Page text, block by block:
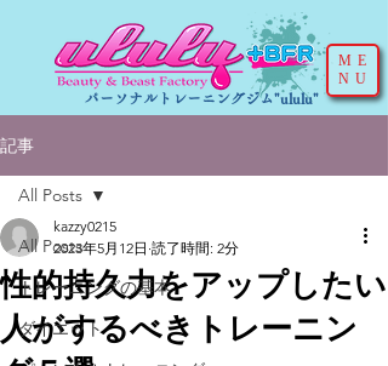
ME
NU
パーソナルトレーニングジム"ululu"
記事
All Posts
トレーニングの基本
ダイエット
All Posts
性的持久力をアップしたい
人がするべきトレーニン
kazzy0215
2023年5月12日 読了時間: 2分